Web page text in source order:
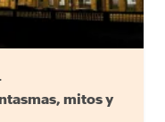
mitos y